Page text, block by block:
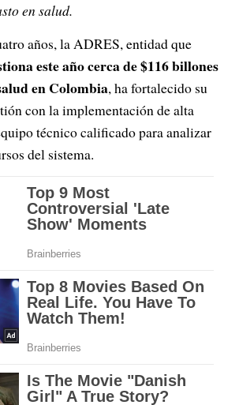
en salud.
años, la ADRES, entidad que
este año cerca de $116 billones
en Colombia, ha fortalecido su
con la implementación de alta
técnico calificado para analizar
del sistema.